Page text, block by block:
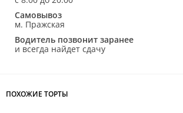
Самовывоз
м. Пражская
Водитель позвонит заранее
и всегда найдет сдачу
ПОХОЖИЕ ТОРТЫ